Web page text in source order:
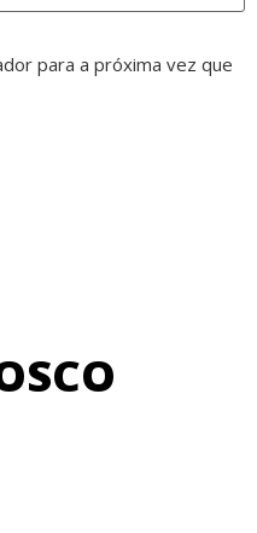
para a próxima vez que